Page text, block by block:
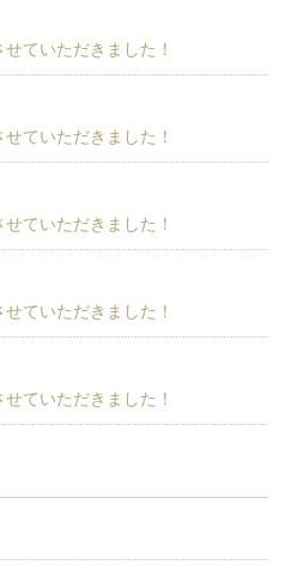
ていただきました！
ていただきました！
ていただきました！
ていただきました！
ていただきました！